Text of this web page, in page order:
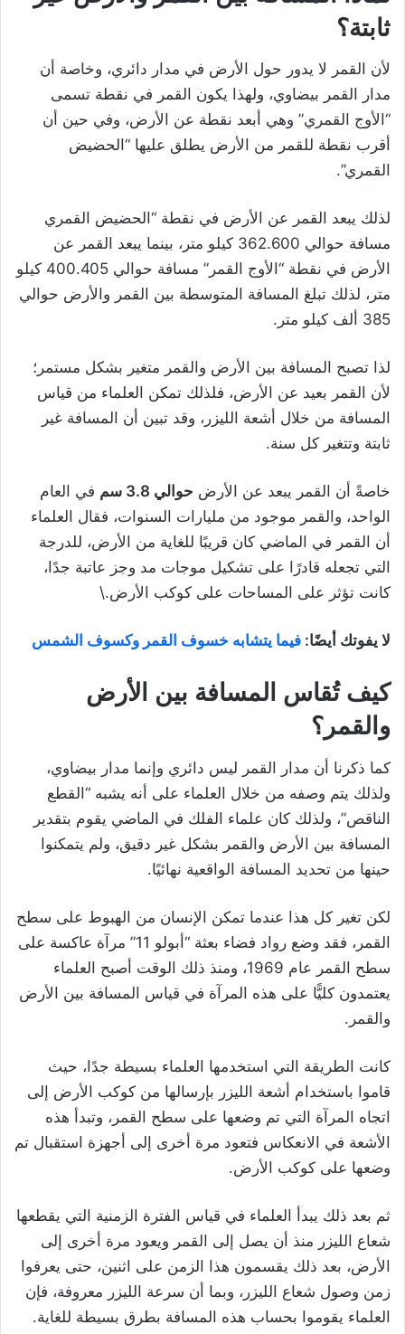
ثابتة؟
لأن القمر لا يدور حول الأرض في مدار دائري، وخاصة أن
مدار القمر بيضاوي، ولهذا يكون القمر في نقطة تسمى
“الأوج القمري” وهي أبعد نقطة عن الأرض، وفي حين أن
أقرب نقطة للقمر من الأرض يطلق عليها “الحضيض
القمري”.
لذلك يبعد القمر عن الأرض في نقطة “الحضيض القمري
مسافة حوالي 362.600 كيلو متر، بينما يبعد القمر عن
الأرض في نقطة “الأوج القمر” مسافة حوالي 400.405 كيلو
متر، لذلك تبلغ المسافة المتوسطة بين القمر والأرض حوالي
385 ألف كيلو متر.
لذا تصبح المسافة بين الأرض والقمر متغير بشكل مستمر؛
لأن القمر بعيد عن الأرض، فلذلك تمكن العلماء من قياس
المسافة من خلال أشعة الليزر، وقد تبين أن المسافة غير
ثابتة وتتغير كل سنة.
خاصةً أن القمر يبعد عن الأرض حوالي 3.8 سم
في العام
الواحد، والقمر موجود من مليارات السنوات، فقال العلماء
أن القمر في الماضي كان قريبًا للغاية من الأرض، للدرجة
التي تجعله قادرًا على تشكيل موجات مد وجز عاتبة جدًا،
كانت تؤثر على المساحات على كوكب الأرض.\
لا يفوتك أيضًا: فيما يتشابه خسوف القمر وكسوف الشمس
كيف تُقاس المسافة بين الأرض
والقمر؟
كما ذكرنا أن مدار القمر ليس دائري وإنما مدار بيضاوي،
ولذلك يتم وصفه من خلال العلماء على أنه يشبه “القطع
الناقص”، ولذلك كان علماء الفلك في الماضي يقوم بتقدير
المسافة بين الأرض والقمر بشكل غير دقيق، ولم يتمكنوا
حينها من تحديد المسافة الواقعية نهائيًا.
لكن تغير كل هذا عندما تمكن الإنسان من الهبوط على سطح
القمر، فقد وضع رواد فضاء بعثة “أبولو 11” مرآة عاكسة على
سطح القمر عام 1969، ومنذ ذلك الوقت أصبح العلماء
يعتمدون كليًّا على هذه المرآة في قياس المسافة بين الأرض
والقمر.
كانت الطريقة التي استخدمها العلماء بسيطة جدًا، حيث
قاموا باستخدام أشعة الليزر بإرسالها من كوكب الأرض إلى
اتجاه المرآة التي تم وضعها على سطح القمر، وتبدأ هذه
الأشعة في الانعكاس فتعود مرة أخرى إلى أجهزة استقبال تم
وضعها على كوكب الأرض.
ثم بعد ذلك يبدأ العلماء في قياس الفترة الزمنية التي يقطعها
شعاع الليزر منذ أن يصل إلى القمر ويعود مرة أخرى إلى
الأرض، بعد ذلك يقسمون هذا الزمن على اثنين، حتى يعرفوا
زمن وصول شعاع الليزر، وبما أن سرعة الليزر معروفة، فإن
العلماء يقوموا بحساب هذه المسافة بطرق بسيطة للغاية.